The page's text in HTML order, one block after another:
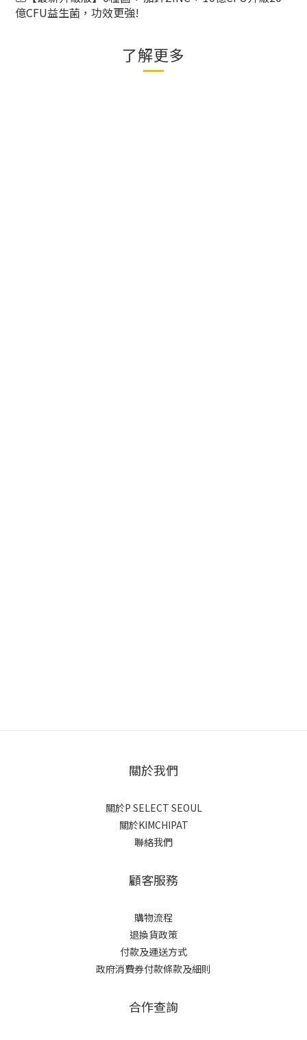
億CFU益生菌，功效更強!
了解更多
關於我們
關於P SELECT SEOUL
關於KIMCHIPAT
聯絡我們
顧客服務
購物流程
退換貨政策
付款及運送方式
政府消費券付款條款及細則
合作查詢